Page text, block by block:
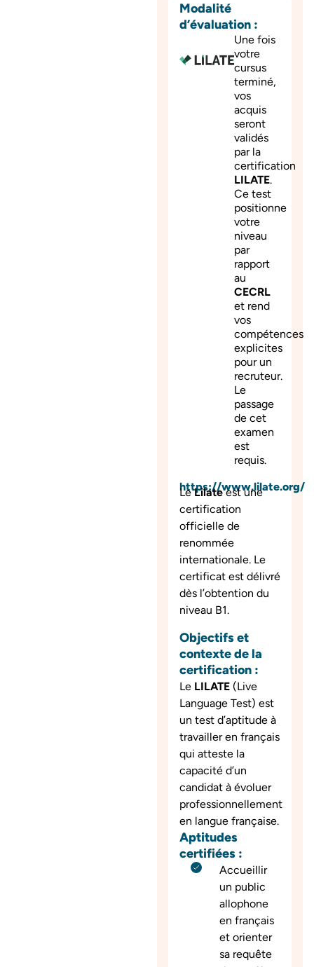
Modalité
d’évaluation :
Une fois
votre
cursus
terminé,
vos
acquis
seront
validés
par la
certification
LILATE.
Ce test
positionne
votre
niveau
par
rapport
au
CECRL
et rend
vos
compétences
explicites
pour un
recruteur.
Le
passage
de cet
examen
est
requis.
https://www.lilate.org/
LeLilateest une
certification
officielle de
renommée
internationale. Le
certificat est délivré
dès l’obtention du
niveau B1.
Objectifs et
contexte de la
certification :
Le LILATE (Live
Language Test) est
un test d’aptitude à
travailler en français
qui atteste la
capacité d’un
candidat à évoluer
professionnellement
en langue française.
Aptitudes
certifiées :
Accueillir
un public
allophone
en français
et orienter
sa requête